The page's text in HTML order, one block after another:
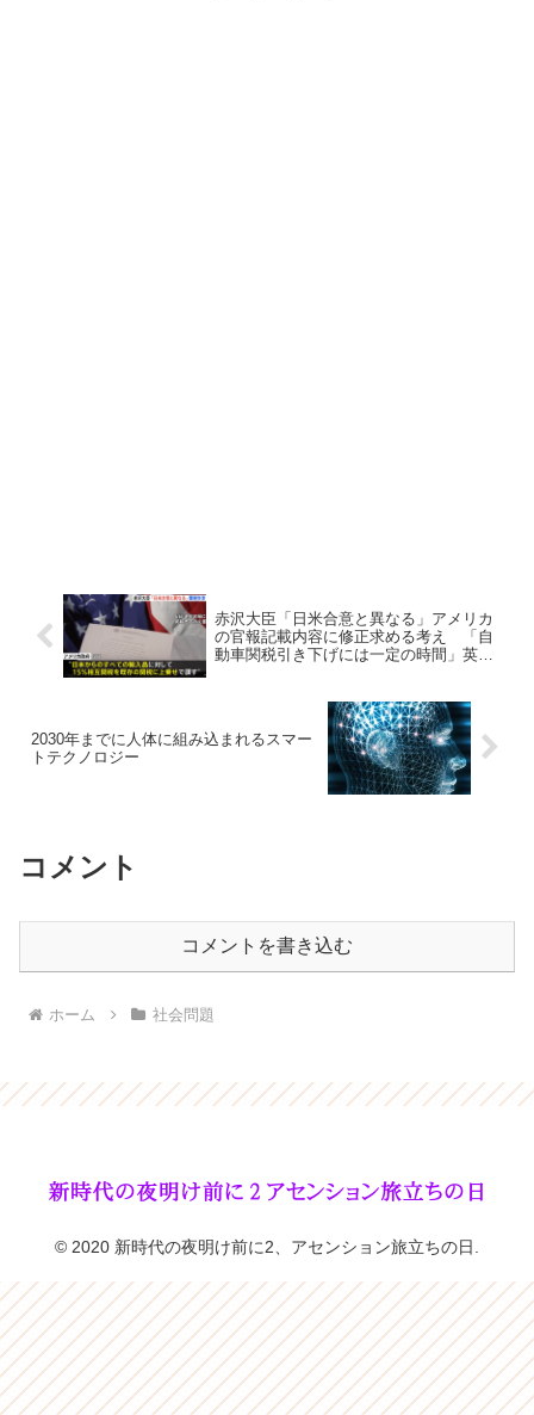
赤沢大臣「日米合意と異なる」アメリカ
の官報記載内容に修正求める考え 「自
動車関税引き下げには一定の時間」英を
2030年までに人体に組み込まれるスマー
トテクノロジー
コメント
コメントを書き込む
ホーム 社会問題
© 2020 新時代の夜明け前に2、アセンション旅立ちの日.